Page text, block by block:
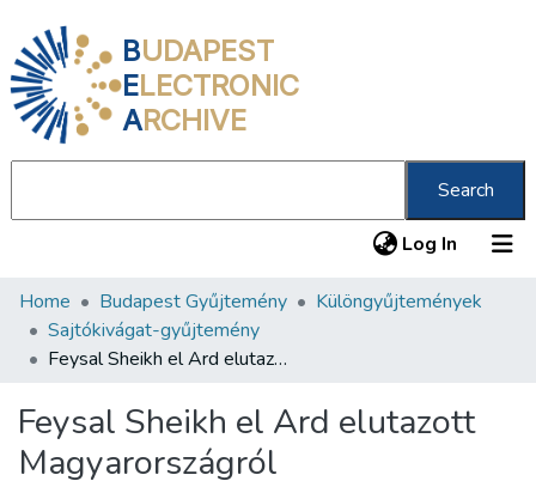
BUDAPEST
ELECTRONIC
ARCHIVE
Search
Log In (current)
Communities & Collections
All of DSpace
About us
Home Budapest Gyűjtemény
Különgyűjtemények
Sajtókivágat-gyűjtemény
Feysal Sheikh el Ard elutazott Magyarországról
Feysal Sheikh el Ard elutazott
Magyarországról